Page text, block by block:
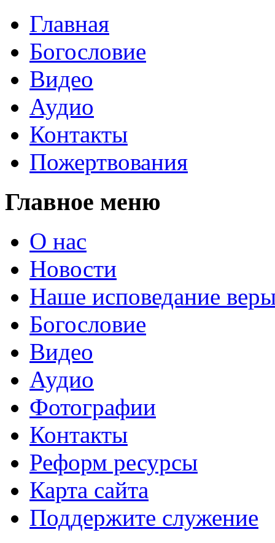
Главная
Богословие
Видео
Аудио
Контакты
Пожертвования
Главное меню
О нас
Новости
Наше исповедание
Богословие
Видео
Аудио
Фотографии
Контакты
Реформ ресурсы
Карта сайта
Поддержите служение